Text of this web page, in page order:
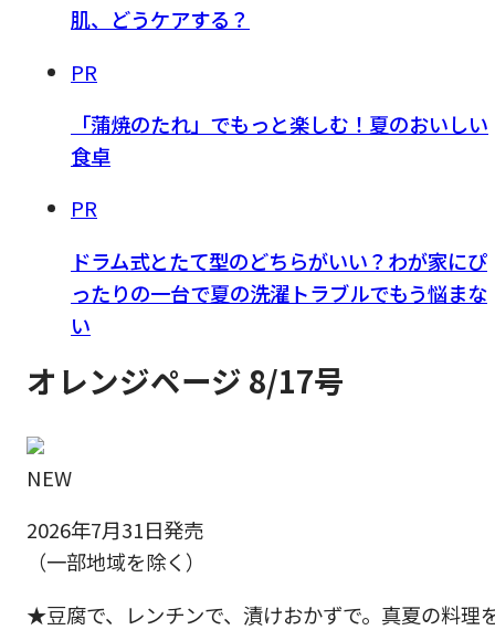
肌、どうケアする？
PR
「蒲焼のたれ」でもっと楽しむ！夏のおいしい
食卓
PR
ドラム式とたて型のどちらがいい？わが家にぴ
ったりの一台で夏の洗濯トラブルでもう悩まな
い
オレンジページ 8/17号
NEW
2026年7月31日発売
（一部地域を除く）
★豆腐で、レンチンで、漬けおかずで。真夏の料理